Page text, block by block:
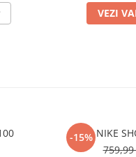
VEZI
-15%W NIKE